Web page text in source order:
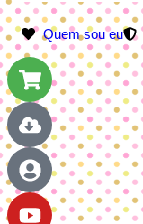
Quem sou eu